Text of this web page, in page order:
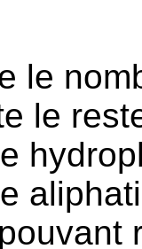
le
le